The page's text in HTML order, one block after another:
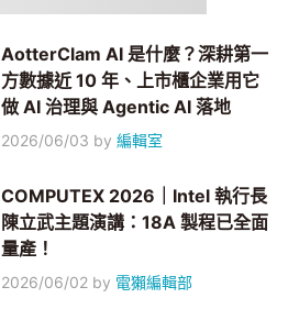
AotterClam AI 是什麼？深耕第一
方數據近 10 年、上市櫃企業用它
做 AI 治理與 Agentic AI 落地
2026/06/03 by編輯室
COMPUTEX 2026｜Intel 執行長
陳立武主題演講：18A 製程已全面
量產！
2026/06/02 by 電獺編輯部